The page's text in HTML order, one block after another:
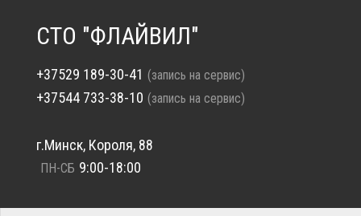
СТО "ФЛАЙВИЛ"
+37529 189-30-41 (запись на сервис)
+37544 733-38-10 (запись на сервис)
г.Минск, Короля, 88
ПН-СБ 9:00-18:00